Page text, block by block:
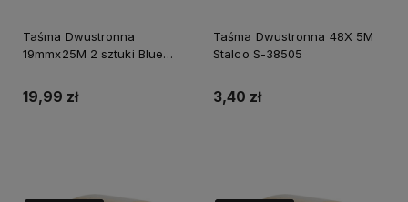
Taśma Dwustronna
19mmx25M 2 sztuki Blue
19,99 zł
Taśma Dwustronna 48X 5M
Stalco S-38505
3,40 zł